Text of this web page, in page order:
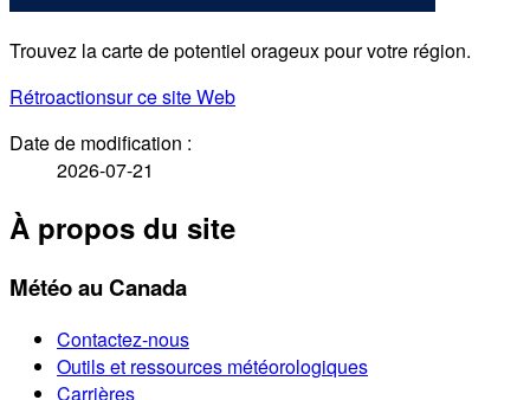
Trouvez la carte de potentiel orageux pour votre région.
Rétroactionsur ce site Web
Date de modification :
2026-07-21
À propos du site
Météo au Canada
Contactez-nous
Outils et ressources météorologiques
Carrières